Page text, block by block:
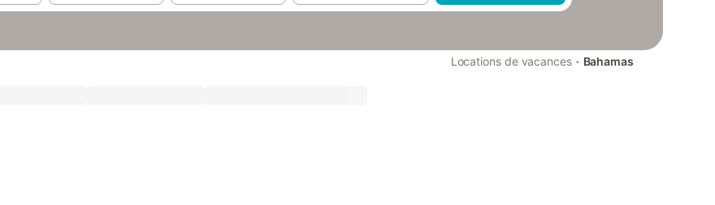
Locations de vacances · Bahamas